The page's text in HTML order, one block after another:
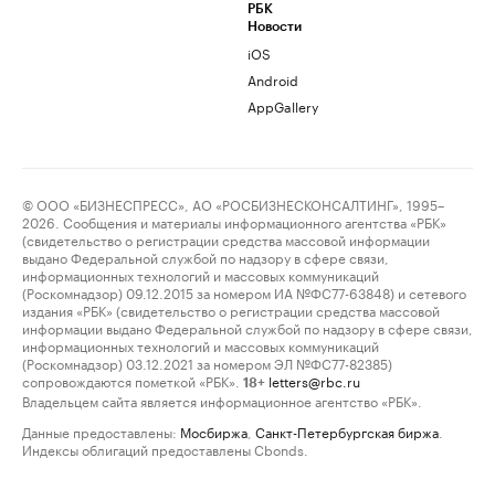
РБК
Новости
iOS
Android
AppGallery
© ООО «БИЗНЕСПРЕСС», АО «РОСБИЗНЕСКОНСАЛТИНГ», 1995–
2026. Сообщения и материалы информационного агентства «РБК»
(свидетельство о регистрации средства массовой информации
выдано Федеральной службой по надзору в сфере связи,
информационных технологий и массовых коммуникаций
(Роскомнадзор) 09.12.2015 за номером ИА №ФС77-63848) и сетевого
издания «РБК» (свидетельство о регистрации средства массовой
информации выдано Федеральной службой по надзору в сфере связи,
информационных технологий и массовых коммуникаций
(Роскомнадзор) 03.12.2021 за номером ЭЛ №ФС77-82385)
сопровождаются пометкой «РБК».
18+ letters@rbc.ru
Владельцем сайта является информационное агентство «РБК».
Данные предоставлены: Мосбиржа Санкт-Петербургская биржа
Индексы облигаций предоставлены Cbonds.